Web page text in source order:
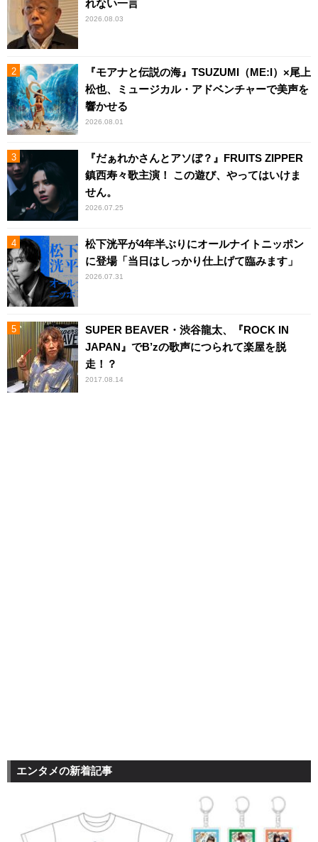
れない一言
2026.08.03
『モアナと伝説の海』TSUZUMI（ME:I）×尾上
松也、ミュージカル・アドベンチャーで美声を
響かせる
2026.08.01
『だぁれかさんとアソぼ？』FRUITS ZIPPER
鎮西寿々歌主演！ この遊び、やってはいけま
せん。
2026.07.25
松下洸平が4年半ぶりにオールナイトニッポン
に登場「当日はしっかり仕上げて臨みます」
2026.07.31
SUPER BEAVER・渋谷龍太、『ROCK IN
JAPAN』でB’zの歌声につられて楽屋を脱
走！？
2017.08.14
エンタメの新着記事